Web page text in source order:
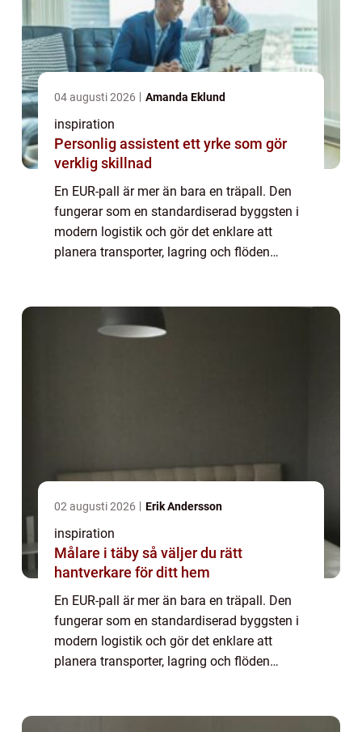
04 augusti 2026 Amanda Eklund
inspiration
Personlig assistent ett yrke som gör
verklig skillnad
En EUR-pall är mer än bara en träpall. Den
fungerar som en standardiserad byggsten i
modern logistik och gör det enklare att
planera transporter, lagring och flöden
02 augusti 2026 Erik Andersson
inspiration
Målare i täby så väljer du rätt
hantverkare för ditt hem
En EUR-pall är mer än bara en träpall. Den
fungerar som en standardiserad byggsten i
modern logistik och gör det enklare att
planera transporter, lagring och flöden